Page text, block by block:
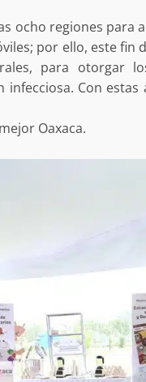
ocho regiones para
por ello, este fin
para otorgar
infecciosa. Con
Oaxaca.